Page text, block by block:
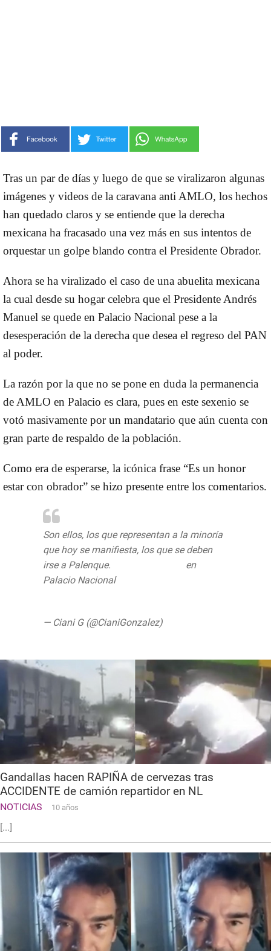
Tras un par de días y luego de que se viralizaron algunas
imágenes y videos de la caravana anti AMLO, los hechos
han quedado claros y se entiende que la derecha
mexicana ha fracasado una vez más en sus intentos de
orquestar un golpe blando contra el Presidente Obrador.
Ahora se ha viralizado el caso de una abuelita mexicana
la cual desde su hogar celebra que el Presidente Andrés
Manuel se quede en Palacio Nacional pese a la
desesperación de la derecha que desea el regreso del PAN
al poder.
La razón por la que no se pone en duda la permanencia
de AMLO en Palacio es clara, pues en este sexenio se
votó masivamente por un mandatario que aún cuenta con
gran parte de respaldo de la población.
Como era de esperarse, la icónica frase “Es un honor
estar con obrador” se hizo presente entre los comentarios.
Son ellos, los que representan a la minoría
que hoy se manifiesta, los que se deben
irse a Palenque.
en
Palacio Nacional
— Ciani G (@CianiGonzalez)
Gandallas hacen RAPIÑA de cervezas tras
ACCIDENTE de camión repartidor en NL
NOTICIAS 10 años
[...]